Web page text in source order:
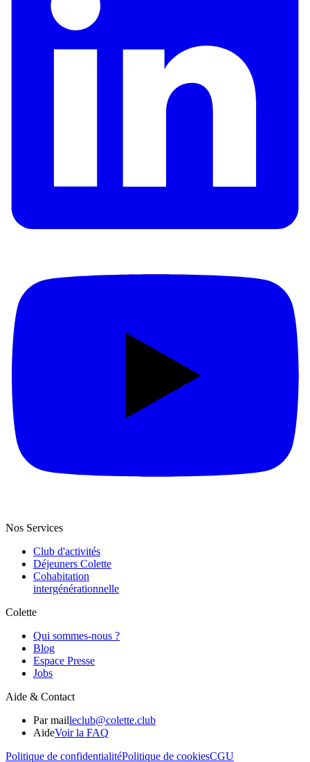
Nos Services
Club d'activités
Déjeuners Colette
Cohabitation
intergénération­nelle
Colette
Qui sommes-nous ?
Blog
Espace Presse
Jobs
Aide & Contact
Par mailleclub@colette.club
AideVoir la FAQ
Politique de confidentialitéPolitique de cookiesCGU